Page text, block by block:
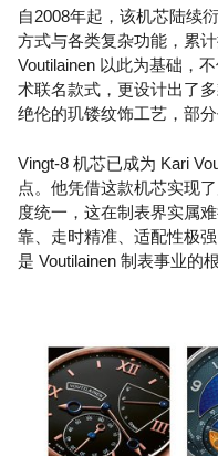
自2008年起，该机芯陆续
方式与各类复杂功能，累
Voutilainen 以此为基础，
术联名款式，更设计出了
绝伦的玑镂纹饰工艺，部
Vingt-8 机芯已成为 Kari
点。他凭借这款机芯实现
度统一，这在制表界实属
靠、走时精准、适配性极
是 Voutilainen 制表事业的根